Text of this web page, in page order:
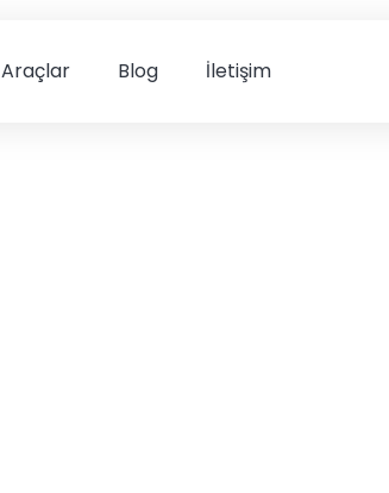
Araçlar Blog İletişim